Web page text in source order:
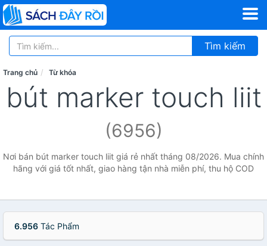
Tìm kiếm
Trang chủ Từ khóa
bút marker touch liit
(6956)
Nơi bán bút marker touch liit giá rẻ nhất tháng 08/2026. Mua chính
hãng với giá tốt nhất, giao hàng tận nhà miễn phí, thu hộ COD
6.956 Tác Phẩm